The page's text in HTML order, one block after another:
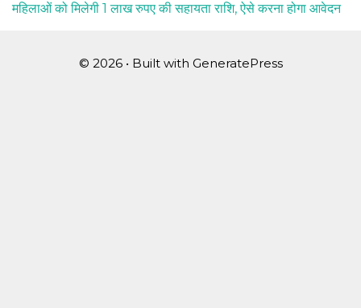
महिलाओं को मिलेगी 1 लाख रुपए की सहायता राशि, ऐसे करना होगा आवेदन
© 2026 • Built with GeneratePress